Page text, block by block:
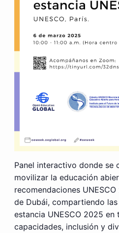
Panel interactivo donde se
movilizar la educación
recomendaciones
de Dubái, compartiendo
estancia UNESCO 2025
capacidades, inclusión y